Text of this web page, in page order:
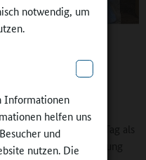
notwendig, um
Informationen
helfen uns
und
nutzen. Die
war an ihrem ersten Tag als
„Als wir in der Fortbildung